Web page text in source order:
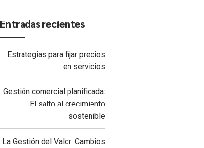
Entradas recientes
Estrategias para fijar precios
en servicios
Gestión comercial planificada:
El salto al crecimiento
sostenible
La Gestión del Valor: Cambios